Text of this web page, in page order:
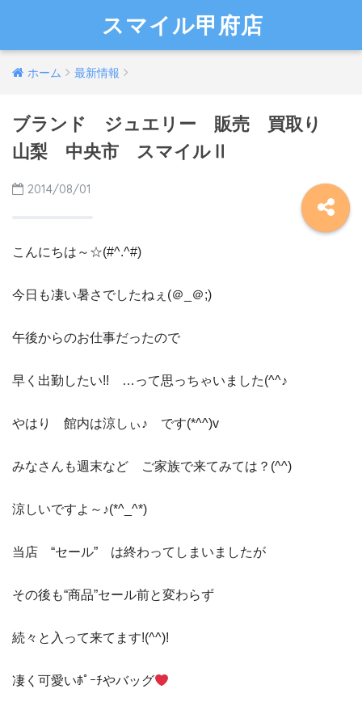
スマイル甲府店
ホーム 最新情報
ブランド ジュエリー 販売 買取り
山梨 中央市 スマイルⅡ
2014/08/01
こんにちは～☆(#^.^#)
今日も凄い暑さでしたねぇ(＠_＠;)
午後からのお仕事だったので
早く出勤したい!! …って思っちゃいました(^^♪
やはり 館内は涼しぃ♪ です(*^^)v
みなさんも週末など ご家族で来てみては？(^^)
涼しいですよ～♪(*^_^*)
当店 “セール” は終わってしまいましたが
その後も“商品”セール前と変わらず
続々と入って来てます!(^^)!
凄く可愛いﾎﾟｰﾁやバッグ